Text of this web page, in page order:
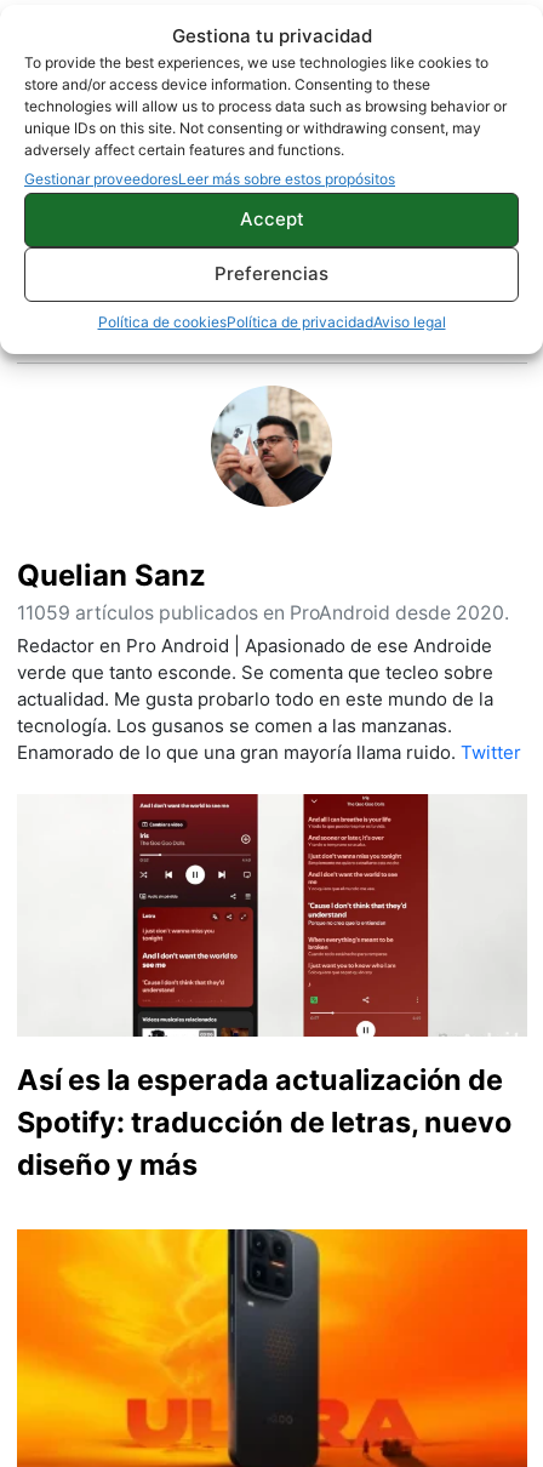
Gestiona tu privacidad
To provide the best experiences, we use technologies like cookies to
store and/or access device information. Consenting to these
technologies will allow us to process data such as browsing behavior or
unique IDs on this site. Not consenting or withdrawing consent, may
adversely affect certain features and functions.
Gestionar proveedoresLeer más sobre estos propósitos
Accept
Preferencias
Política de cookiesPolítica de privacidadAviso legal
Unknown app
Price:Free
Fuente | XDA
Sobre este autor
Quelian Sanz
11059 artículos publicados en ProAndroid desde 2020.
Redactor en Pro Android | Apasionado de ese Androide
verde que tanto esconde. Se comenta que tecleo sobre
actualidad. Me gusta probarlo todo en este mundo de la
tecnología. Los gusanos se comen a las manzanas.
Enamorado de lo que una gran mayoría llama ruido. Twitter
Así es la esperada actualización de
Spotify: traducción de letras, nuevo
diseño y más